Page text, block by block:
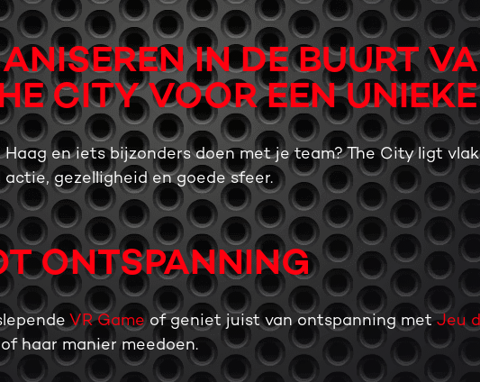
IN DE BUURT
CITY VOOR EEN
en iets bijzonders doen met je team? The City ligt
gezelligheid en goede sfeer.
ONTSPANNING
VR Game of geniet juist van ontspanning metJeu
haar manier meedoen.